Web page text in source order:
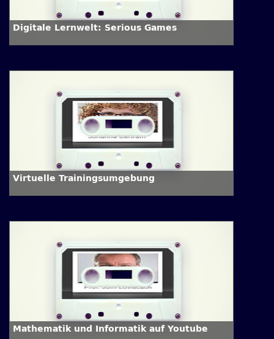
Digitale Lernwelt: Serious Games
Virtuelle Trainingsumgebung
Mathematik und Informatik auf Youtube